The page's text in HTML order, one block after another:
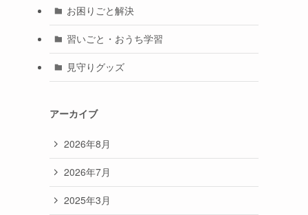
お困りごと解決
習いごと・おうち学習
見守りグッズ
アーカイブ
2026年8月
2026年7月
2025年3月